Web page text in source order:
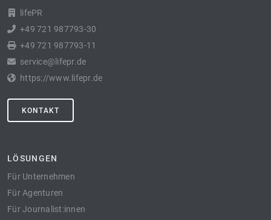
lifePR
+49 721 987793-30
+49 721 987793-11
service@lifepr.de
https://www.lifepr.de
KONTAKT
LÖSUNGEN
Für Unternehmen
Für Agenturen
Für Journalist:innen